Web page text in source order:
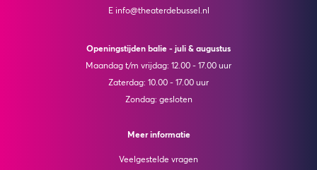
E info@theaterdebussel.nl
Openingstijden balie - juli & augustus
Maandag t/m vrijdag: 12.00 - 17.00 uur
Zaterdag: 10.00 - 17.00 uur
Zondag: gesloten
Meer informatie
Veelgestelde vragen